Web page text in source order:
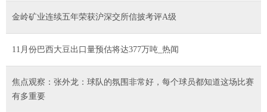
金岭矿业连续五年荣获沪深交所信披考评A级
11月份巴西大豆出口量预估将达377万吨_热闻
焦点观察：张外龙：球队的氛围非常好，每个球员都知道这场比赛
有多重要